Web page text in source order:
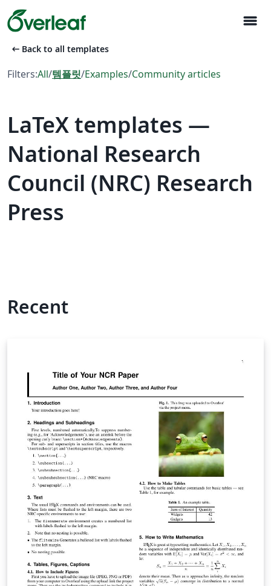
menu
arrow_left_alt Back to all templates
Filters:All/템플릿/Examples/Community articles
LaTeX templates —
National Research
Council (NRC) Research
Press
Recent